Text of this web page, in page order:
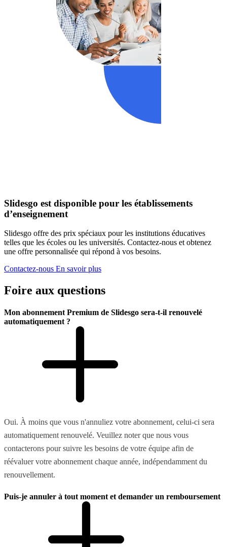
Slidesgo est disponible pour les établissements
d’enseignement
Slidesgo offre des prix spéciaux pour les institutions éducatives
telles que les écoles ou les universités. Contactez-nous et obtenez
une offre personnalisée qui répond à vos besoins.
Contactez-nous En savoir plus
Foire aux questions
Mon abonnement Premium de Slidesgo sera-t-il renouvelé
automatiquement ?
Oui. À moins que vous n'annuliez votre abonnement, celui-ci sera
automatiquement renouvelé. Veuillez noter que nous vous
contacterons pour suivre les besoins de votre équipe afin de
réévaluer votre abonnement chaque année, indépendamment du
renouvellement.
Puis-je annuler à tout moment et demander un remboursement